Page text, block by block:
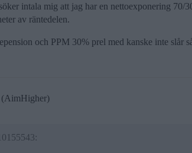
intala mig att jag har en nettoexponering 70/
av räntedelen.
och PPM 30% prel med kanske inte slår
(AimHigher)